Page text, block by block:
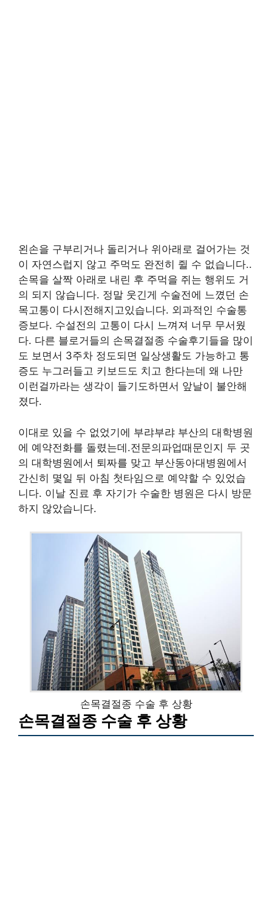
왼손을 구부리거나 돌리거나 위아래로 걸어가는 것
이 자연스럽지 않고 주먹도 완전히 쥘 수 없습니다..
손목을 살짝 아래로 내린 후 주먹을 쥐는 행위도 거
의 되지 않습니다. 정말 웃긴게 수술전에 느꼈던 손
목고통이 다시전해지고있습니다. 외과적인 수술통
증보다. 수설전의 고통이 다시 느껴져 너무 무서웠
다. 다른 블로거들의 손목결절종 수술후기들을 많이
도 보면서 3주차 정도되면 일상생활도 가능하고 통
증도 누그러들고 키보드도 치고 한다는데 왜 나만
이런걸까라는 생각이 들기도하면서 앞날이 불안해
졌다.
이대로 있을 수 없었기에 부랴부랴 부산의 대학병원
에 예약전화를 돌렸는데.전문의파업때문인지 두 곳
의 대학병원에서 퇴짜를 맞고 부산동아대병원에서
간신히 몇일 뒤 아침 첫타임으로 예약할 수 있었습
니다. 이날 진료 후 자기가 수술한 병원은 다시 방문
하지 않았습니다.
손목결절종 수술 후 상황
손목결절종 수술 후 상황